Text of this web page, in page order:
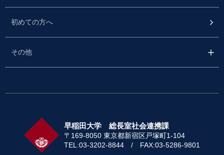
初めての方へ
その他
早稲田大学 総長室社会連携課
〒169-8050 東京都新宿区戸塚町1-104
TEL:03-3202-8844 / FAX:03-5286-9801